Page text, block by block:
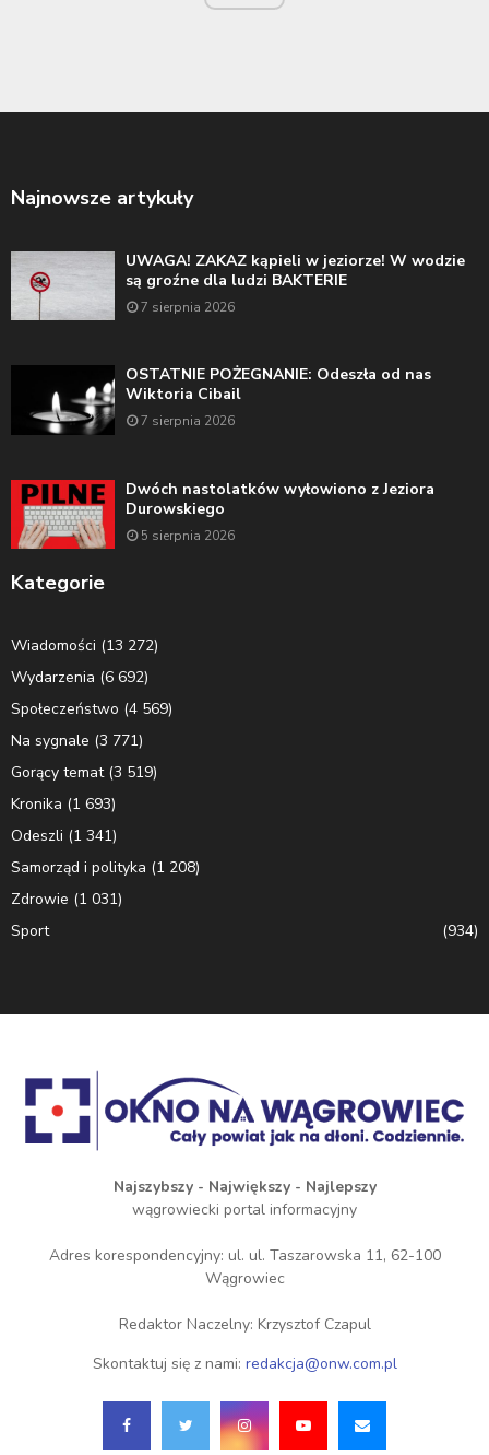
Najnowsze artykuły
UWAGA! ZAKAZ kąpieli w jeziorze! W wodzie
są groźne dla ludzi BAKTERIE
7 sierpnia 2026
OSTATNIE POŻEGNANIE: Odeszła od nas
Wiktoria Cibail
7 sierpnia 2026
Dwóch nastolatków wyłowiono z Jeziora
Durowskiego
5 sierpnia 2026
Kategorie
Wiadomości (13 272)
Wydarzenia (6 692)
Społeczeństwo (4 569)
Na sygnale (3 771)
Gorący temat(3 519)
Kronika (1 693)
Odeszli (1 341)
Samorząd i polityka (1 208)
Zdrowie (1 031)
Sport
(934)
Najszybszy - Największy - Najlepszy
wągrowiecki portal informacyjny
Adres korespondencyjny: ul. ul. Taszarowska 11, 62-100
Wągrowiec
Redaktor Naczelny: Krzysztof Czapul
Skontaktuj się z nami: redakcja@onw.com.pl